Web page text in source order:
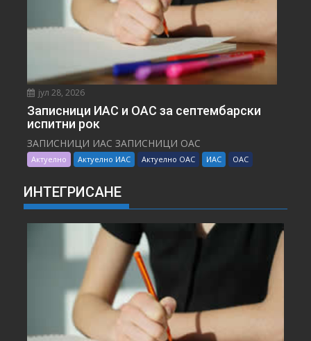
јул 28, 2026
Записници ИАС и ОАС за септембарски
испитни рок
ЗАПИСНИЦИ ИАС ЗАПИСНИЦИ ОАС
Актуелно Актуелно ИАС Актуелно ОАС ИАС ОАС
ИНТЕГРИСАНЕ